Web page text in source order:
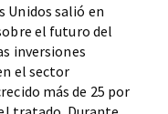
Unidos salió en
el futuro del
inversiones
el sector
más de 25 por